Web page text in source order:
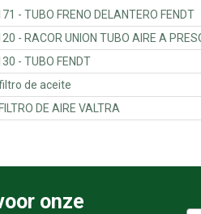
Fendt - H931150722171 - TUBO FRENO DELANTERO FENDT
Fendt - H931882090120 - RACOR UNION TUBO
Fendt - H926301160130 - TUBO FENDT
- V20668201 - filtro de aceite
Fendt - V20531310 - FILTRO DE AIRE VALTRA
onze